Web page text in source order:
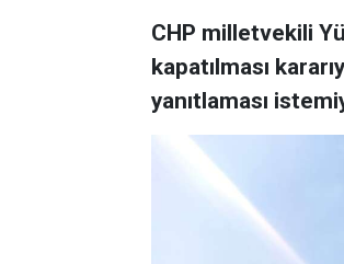
CHP milletvekili
kapatılması
yanıtlaması